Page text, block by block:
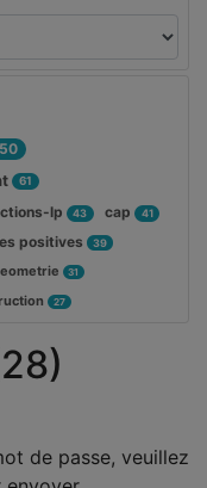
de passe, veuillez
61
lp 43 cap 41
positives 39
31
27